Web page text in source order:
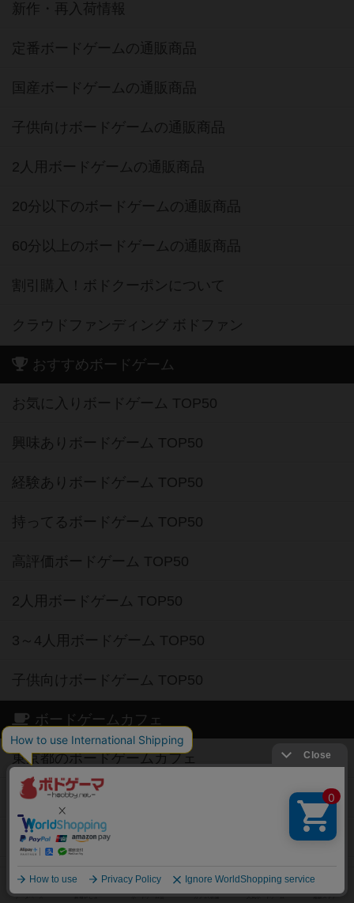
新作・再入荷情報
定番ボードゲームの通販商品
国産ボードゲームの通販商品
子供向けボードゲームの通販商品
2人用ボードゲームの通販商品
20分以下のボードゲームの通販商品
60分以上のボードゲームの通販商品
割引購入！ボドクーポンについて
クラウドファンディング ボドファン
おすすめボードゲーム
お気に入りボードゲーム TOP50
興味ありボードゲーム TOP50
経験ありボードゲーム TOP50
持ってるボードゲーム TOP50
高評価ボードゲーム TOP50
2人用ボードゲーム TOP50
3～4人用ボードゲーム TOP50
子供向けボードゲーム TOP50
ボードゲームカフェ
東京都のボードゲームカフェ
神奈川県のボードゲームカフェ
大阪府のボードゲームカフェ
京都府のボードゲームカフェ